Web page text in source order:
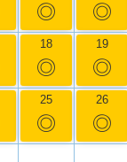
◎ ◎
18
◎
19
◎
25
◎
26
◎